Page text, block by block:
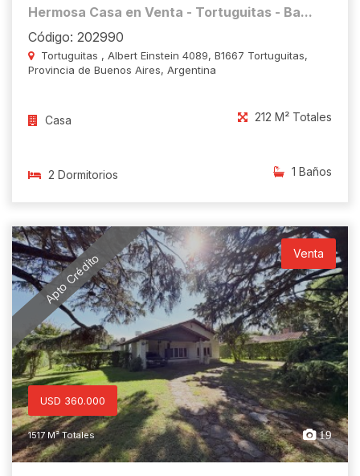
Hermosa Casa en Venta - Tortuguitas - Ba...
Código: 202990
Tortuguitas , Albert Einstein 4089, B1667 Tortuguitas,
Provincia de Buenos Aires, Argentina
Casa 212 M² Totales
2 Dormitorios 1 Baños
Apto Crédito Venta
USD 360.000
1517 M² Totales 19